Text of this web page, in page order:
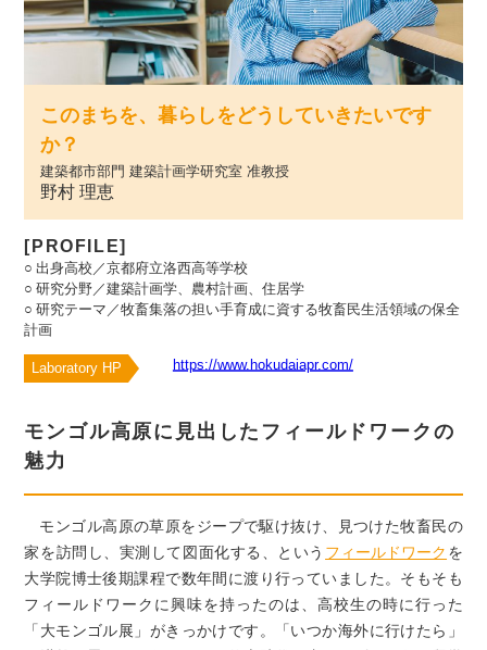
このまちを、暮らしをどうしていきたいです
か？
建築都市部門 建築計画学研究室 准教授
野村 理恵
[PROFILE]
出身高校
京都府立洛西高等学校
研究分野
建築計画学、農村計画、住居学
研究テーマ
牧畜集落の担い手育成に資する牧畜民生活領域の保全
計画
Laboratory HP
モンゴル高原に見出したフィールドワークの
魅力
モンゴル高原の草原をジープで駆け抜け、見つけた牧畜民の
家を訪問し、実測して図面化する、という フィールドワーク を
大学院博士後期課程で数年間に渡り行っていました。そもそも
フィールドワークに興味を持ったのは、高校生の時に行った
「大モンゴル展」がきっかけです。「いつか海外に行けたら」